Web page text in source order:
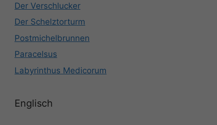
Der Verschlucker
Der Schelztorturm
Postmichelbrunnen
Paracelsus
Labyrinthus Medicorum
Englisch